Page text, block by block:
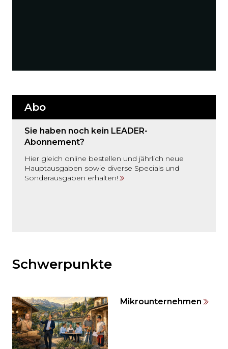
Abo
Sie haben noch kein LEADER-
Abonnement?
Hier gleich online bestellen und jährlich neue
Hauptausgaben sowie diverse Specials und
Sonderausgaben erhalten!
den
Inhalt
auslassen
und
direkt
zum
Schwerpunkte
Mikrounternehmen